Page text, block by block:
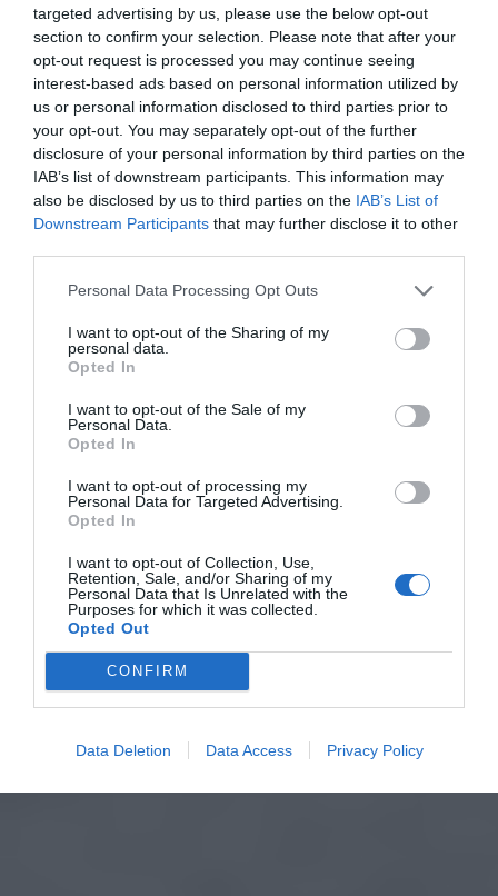
targeted advertising by us, please use the below opt-out
section to confirm your selection. Please note that after your
opt-out request is processed you may continue seeing
interest-based ads based on personal information utilized by
us or personal information disclosed to third parties prior to
your opt-out. You may separately opt-out of the further
disclosure of your personal information by third parties on the
IAB’s list of downstream participants. This information may
also be disclosed by us to third parties on the IAB’s List of
Downstream Participants that may further disclose it to other
Personal Data Processing Opt Outs
I want to opt-out of the Sharing of my
personal data.
Opted In
I want to opt-out of the Sale of my
Personal Data.
Opted In
I want to opt-out of processing my
Personal Data for Targeted Advertising.
Opted In
I want to opt-out of Collection, Use,
Retention, Sale, and/or Sharing of my
Personal Data that Is Unrelated with the
Purposes for which it was collected.
Opted Out
CONFIRM
Data Deletion Data Access Privacy Policy